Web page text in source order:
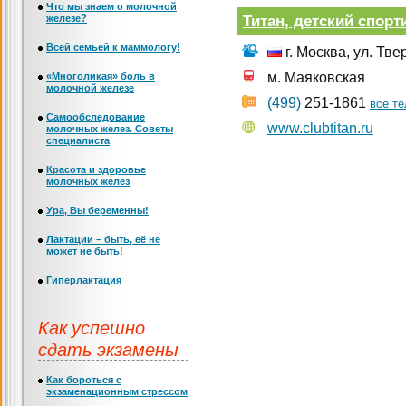
Титан, детский
г. Москва, ул.
м. Маяковская
(499) 251-1861 все
www.clubtitan.ru
Что мы знаем о молочной
железе?
Всей семьей к маммологу!
«Многоликая» боль в
молочной железе
Самообследование
молочных желез. Советы
специалиста
Красота и здоровье
молочных желез
Ура, Вы беременны!
Лактации – быть, её не
может не быть!
Гиперлактация
Как успешно
сдать экзамены
Как бороться с
экзаменационным стрессом